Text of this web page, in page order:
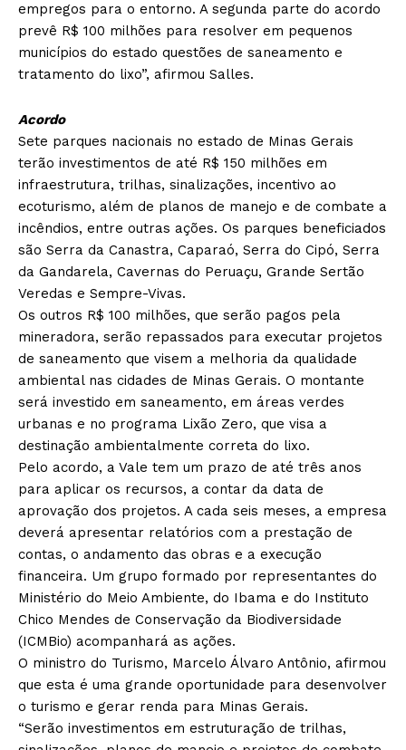
empregos para o entorno. A segunda parte do acordo
prevê R$ 100 milhões para resolver em pequenos
municípios do estado questões de saneamento e
tratamento do lixo”, afirmou Salles.
Acordo
Sete parques nacionais no estado de Minas Gerais
terão investimentos de até R$ 150 milhões em
infraestrutura, trilhas, sinalizações, incentivo ao
ecoturismo, além de planos de manejo e de combate a
incêndios, entre outras ações. Os parques beneficiados
são Serra da Canastra, Caparaó, Serra do Cipó, Serra
da Gandarela, Cavernas do Peruaçu, Grande Sertão
Veredas e Sempre-Vivas.
Os outros R$ 100 milhões, que serão pagos pela
mineradora, serão repassados para executar projetos
de saneamento que visem a melhoria da qualidade
ambiental nas cidades de Minas Gerais. O montante
será investido em saneamento, em áreas verdes
urbanas e no programa Lixão Zero, que visa a
destinação ambientalmente correta do lixo.
Pelo acordo, a Vale tem um prazo de até três anos
para aplicar os recursos, a contar da data de
aprovação dos projetos. A cada seis meses, a empresa
deverá apresentar relatórios com a prestação de
contas, o andamento das obras e a execução
financeira. Um grupo formado por representantes do
Ministério do Meio Ambiente, do Ibama e do Instituto
Chico Mendes de Conservação da Biodiversidade
(ICMBio) acompanhará as ações.
O ministro do Turismo, Marcelo Álvaro Antônio, afirmou
que esta é uma grande oportunidade para desenvolver
o turismo e gerar renda para Minas Gerais.
“Serão investimentos em estruturação de trilhas,